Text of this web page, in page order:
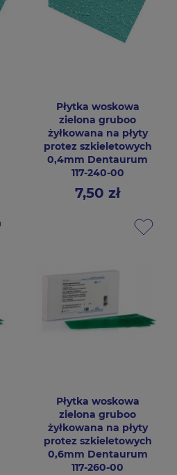
Płytka woskowa
zielona gruboo
żyłkowana na płyty
protez szkieletowych
0,4mm Dentaurum
117-240-00
7,50 zł
Płytka woskowa
zielona gruboo
żyłkowana na płyty
protez szkieletowych
0,6mm Dentaurum
117-260-00